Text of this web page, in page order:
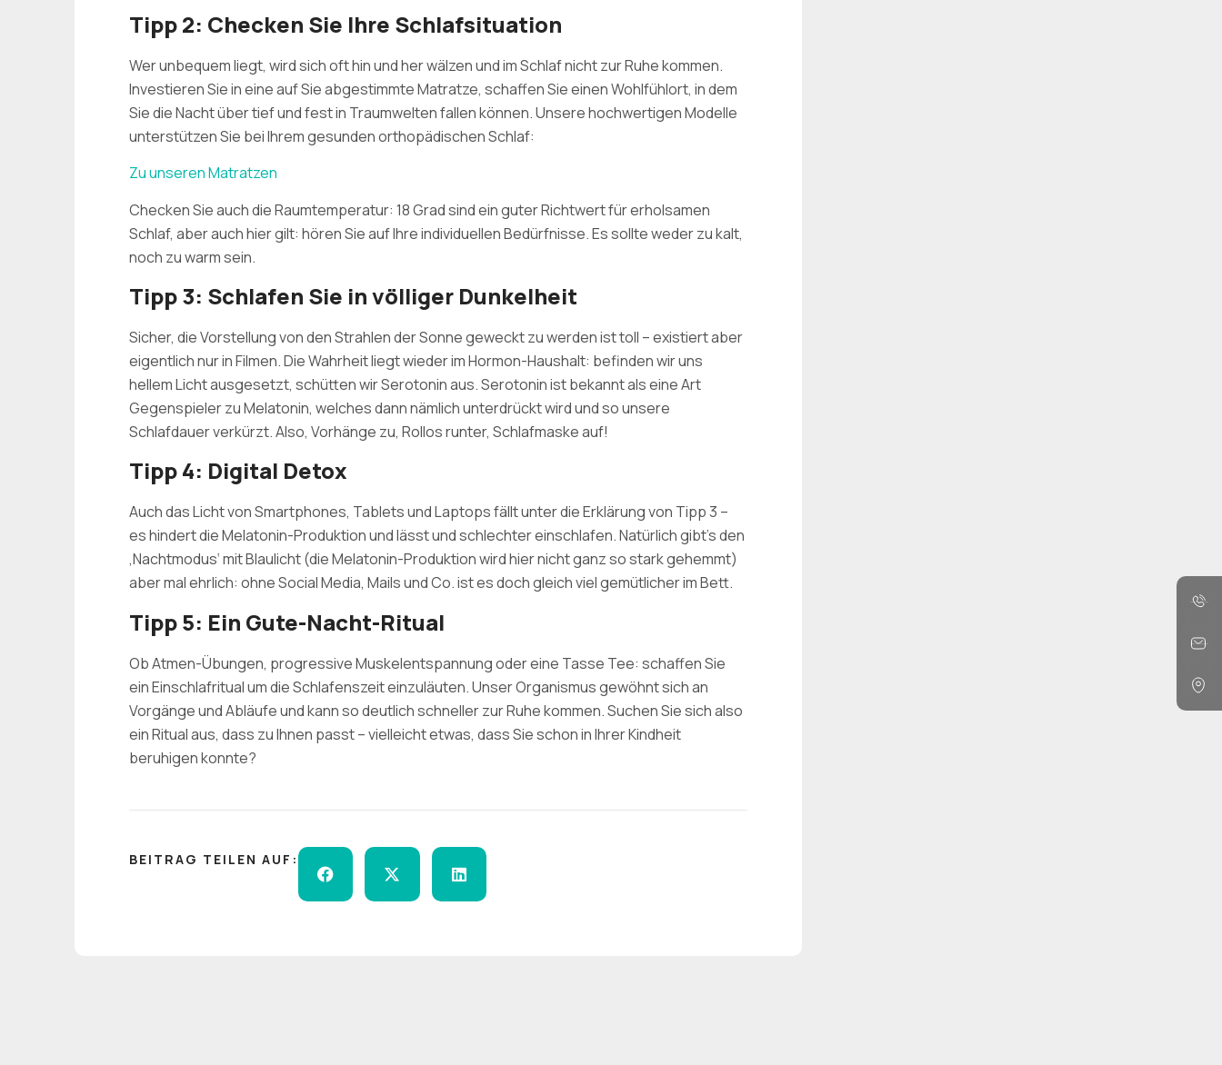
Tipp 2: Checken Sie Ihre Schlafsituation
Wer unbequem liegt, wird sich oft hin und her wälzen und im Schlaf nicht zur Ruhe kommen.
Investieren Sie in eine auf Sie abgestimmte Matratze, schaffen Sie einen Wohlfühlort, in dem
Sie die Nacht über tief und fest in Traumwelten fallen können. Unsere hochwertigen Modelle
unterstützen Sie bei Ihrem gesunden orthopädischen Schlaf:
Zu unseren Matratzen
Checken Sie auch die Raumtemperatur: 18 Grad sind ein guter Richtwert für erholsamen
Schlaf, aber auch hier gilt: hören Sie auf Ihre individuellen Bedürfnisse. Es sollte weder zu kalt,
noch zu warm sein.
Tipp 3: Schlafen Sie in völliger Dunkelheit
Sicher, die Vorstellung von den Strahlen der Sonne geweckt zu werden ist toll – existiert aber
eigentlich nur in Filmen. Die Wahrheit liegt wieder im Hormon-Haushalt: befinden wir uns
hellem Licht ausgesetzt, schütten wir Serotonin aus. Serotonin ist bekannt als eine Art
Gegenspieler zu Melatonin, welches dann nämlich unterdrückt wird und so unsere
Schlafdauer verkürzt. Also, Vorhänge zu, Rollos runter, Schlafmaske auf!
Tipp 4: Digital Detox
Auch das Licht von Smartphones, Tablets und Laptops fällt unter die Erklärung von Tipp 3 –
es hindert die Melatonin-Produktion und lässt und schlechter einschlafen. Natürlich gibt’s den
‚Nachtmodus‘ mit Blaulicht (die Melatonin-Produktion wird hier nicht ganz so stark gehemmt)
aber mal ehrlich: ohne Social Media, Mails und Co. ist es doch gleich viel gemütlicher im Bett.
Tipp 5: Ein Gute-Nacht-Ritual
Ob Atmen-Übungen, progressive Muskelentspannung oder eine Tasse Tee: schaffen Sie
ein Einschlafritual um die Schlafenszeit einzuläuten. Unser Organismus gewöhnt sich an
Vorgänge und Abläufe und kann so deutlich schneller zur Ruhe kommen. Suchen Sie sich also
ein Ritual aus, dass zu Ihnen passt – vielleicht etwas, dass Sie schon in Ihrer Kindheit
beruhigen konnte?
BEITRAG TEILEN AUF: